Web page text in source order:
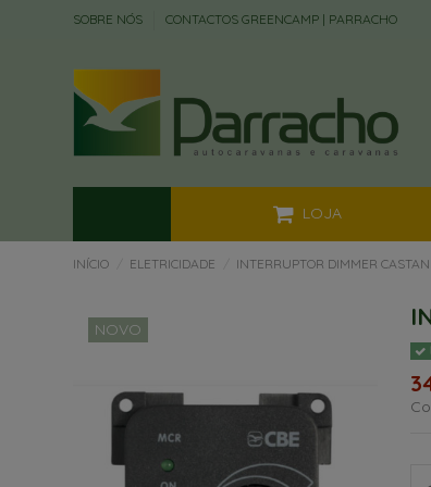
SOBRE NÓS CONTACTOS GREENCAMP | PARRACHO
LOJA
INÍCIO ELETRICIDADE INTERRUPTOR DIMMER
NOVO